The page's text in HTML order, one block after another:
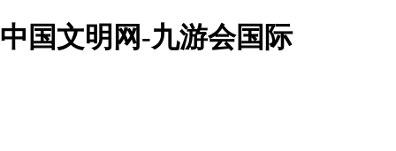
中国文明网-九游会国际